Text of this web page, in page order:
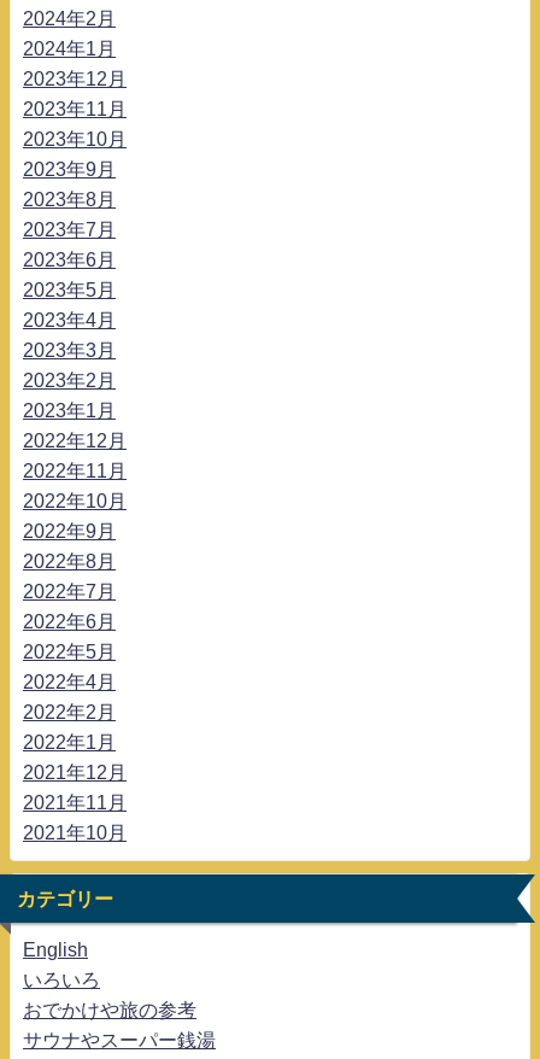
2024年2月
2024年1月
2023年12月
2023年11月
2023年10月
2023年9月
2023年8月
2023年7月
2023年6月
2023年5月
2023年4月
2023年3月
2023年2月
2023年1月
2022年12月
2022年11月
2022年10月
2022年9月
2022年8月
2022年7月
2022年6月
2022年5月
2022年4月
2022年2月
2022年1月
2021年12月
2021年11月
2021年10月
カテゴリー
English
いろいろ
おでかけや旅の参考
サウナやスーパー銭湯